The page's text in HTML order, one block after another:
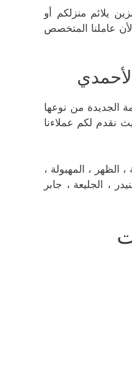
يلائم منزلكم أو
لأن عاملنا المتخصص
الجديدة من نوعها
نقدم لكم عملاءنا
الظهر ، المهبولة ،
، الجليعة ، جابر